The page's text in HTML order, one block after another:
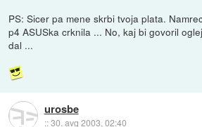
PS: Sicer pa mene skrbi tvoja plata.
p4 ASUSka crknila ... No, kaj bi govoril
dal ...
urosbe
::30. avg 2003, 02:40